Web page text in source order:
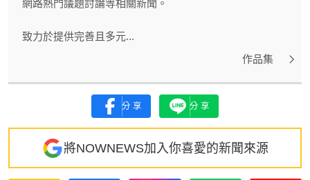
網路熱門議題討論等相關新聞。
致力於提供完善且多元...
作品集
分享 分享
將NOWNEWS加入你喜愛的新聞來源